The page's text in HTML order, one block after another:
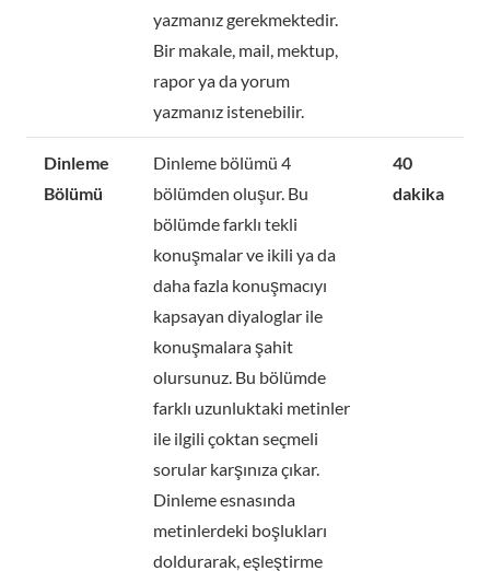
yazmanız gerekmektedir.
Bir makale, mail, mektup,
rapor ya da yorum
yazmanız istenebilir.
Dinleme
Bölümü
Dinleme bölümü 4
bölümden oluşur. Bu
bölümde farklı tekli
konuşmalar ve ikili ya da
daha fazla konuşmacıyı
kapsayan diyaloglar ile
konuşmalara şahit
olursunuz. Bu bölümde
farklı uzunluktaki metinler
ile ilgili çoktan seçmeli
sorular karşınıza çıkar.
Dinleme esnasında
metinlerdeki boşlukları
doldurarak, eşleştirme
40
dakika